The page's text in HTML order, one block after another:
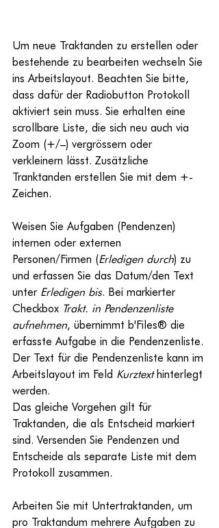
Um neue Traktanden zu erstellen oder
bestehende zu bearbeiten wechseln Sie
ins Arbeitslayout. Beachten Sie bitte,
dass dafür der Radiobutton Protokoll
aktiviert sein muss. Sie erhalten eine
scrollbare Liste, die sich neu auch via
Zoom (+/–) vergrössern oder
verkleinern lässt. Zusätzliche
Tranktanden erstellen Sie mit dem +-
Zeichen.
Weisen Sie Aufgaben (Pendenzen)
internen oder externen
Personen/Firmen (Erledigen durch) zu
und erfassen Sie das Datum/den Text
unter Erledigen bis. Bei markierter
Checkbox Trakt. in Pendenzenliste
aufnehmen, übernimmt b'Files® die
erfasste Aufgabe in die Pendenzenliste.
Der Text für die Pendenzenliste kann im
Arbeitslayout im Feld Kurztext hinterlegt
werden.
Das gleiche Vorgehen gilt für
Traktanden, die als Entscheid markiert
sind. Versenden Sie Pendenzen und
Entscheide als separate Liste mit dem
Protokoll zusammen.
Arbeiten Sie mit Untertraktanden, um
pro Traktandum mehrere Aufgaben zu